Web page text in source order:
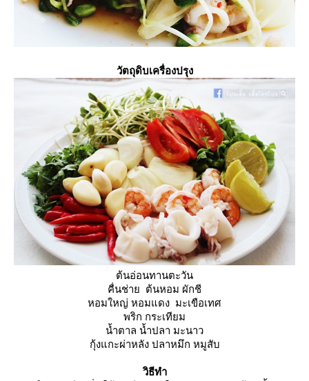
วัตถุดิบเครื่องปรุง
ต้นอ่อนทานตะวัน
คื่นช่าย ต้นหอม ผักชี
หอมใหญ่ หอมแดง มะเขือเทศ
พริก กระเทียม
น้ำตาล น้ำปลา มะนาว
กุ้งแกะผ่าหลัง ปลาหมึก หมูสับ
วิธีทำ